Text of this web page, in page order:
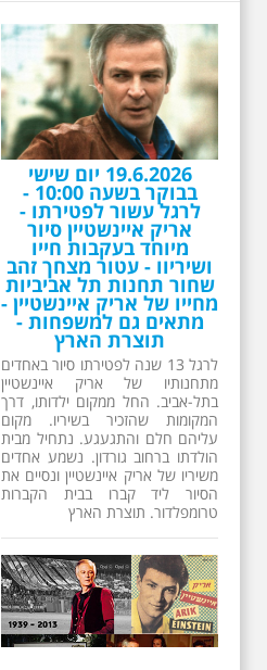
טרומפלדור. תוצרת הארץ
26.6.2026 - שישי בבוקר
ב 10:00 אריק איינשטיין
סיור מיוחד בעקבות חייו
ושיריו - עטור מצחך זהב
שחור תחנות תל אביביות
מחייו של אריק איינשטיין -
מתאים גם למשפחות -
תוצרת הארץ
13 שנים לפטירתו של זמר ענק. סיור
באחדים מתחנותיו של אריק איינשטיין
בתל-אביב. החל ממקום ילדותו, דרך
המקומות שהזכיר בשיריו. מקום
עליהם חלם והתגעגע. נתחיל מבית
הולדתו ברחוב גורדון. נשמע אחדים
משיריו של אריק איינשטיין ונסיים את
הסיור ליד קברו בבית הקברות
טרומפלדור. תוצרת הארץ